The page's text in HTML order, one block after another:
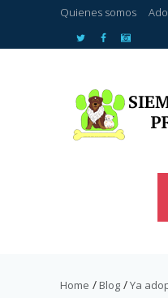
Quienes somos
Home Blog Ya